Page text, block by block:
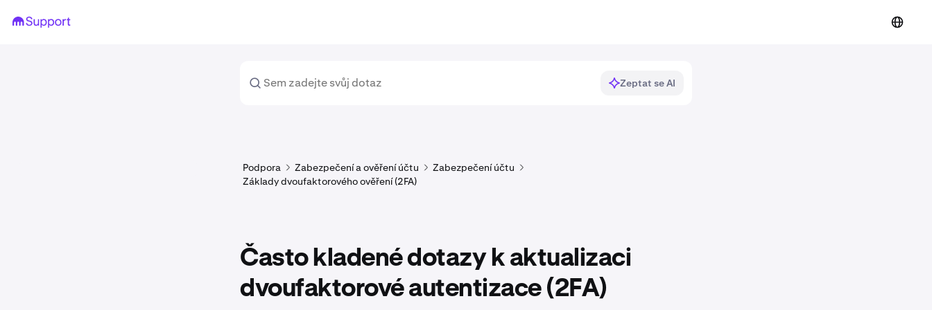
Zeptat se AI
Podpora Zabezpečení a ověření účtu
Zabezpečení účtu
Základy dvoufaktorového ověření (2FA)
Často kladené dotazy k aktualizaci
dvoufaktorové autentizace (2FA)